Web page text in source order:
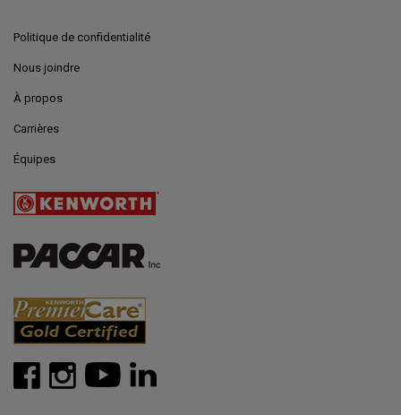
Politique de confidentialité
Nous joindre
À propos
Carrières
Équipes